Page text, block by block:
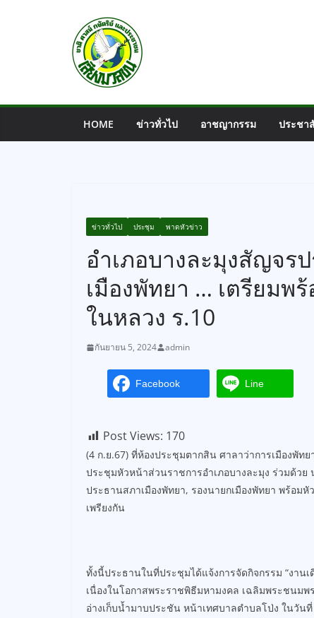
HOME ข่าวทั่วไป อาชญากรรม ประชา
ข่าวทั่วไป ประชุม พาดหัวข่าว
อำเภอบางละมุงสัญจร
เมืองพัทยา … เตรียมพ
ในหลวง ร.10
กันยายน 5, 2024 admin
Facebook Line
Post Views: 170
(4 ก.ย.67) ที่ห้องประชุมตากสิน ศาลาว่าการเมืองพัท
ประชุมหัวหน้าส่วนราชการอำเภอบางละมุง ร่วมด้ว
ประธานสภาเมืองพัทยา, รองนายกเมืองพัทยา พร้อม
เพรียงกัน
ทั้งนี้ประธานในที่ประชุมได้แจ้งการจัดกิจกรรม “งาน
เนื่องในโอกาสพระราชพิธีมหามงคล เฉลิมพระชนม
อ่างเก็บน้ำมาบประชัน หน้าเทศบาลตำบลโป่ง ในวัน